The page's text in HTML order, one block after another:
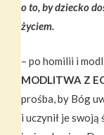
o to, by dziecko
życiem.
– po homilii i
MODLITWA Z
prośba, by Bóg
i uczynił je swoją